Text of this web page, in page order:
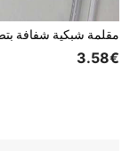
3.58€